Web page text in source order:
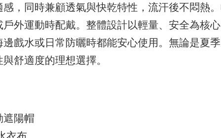
，同時兼顧透氣與快乾特性，流汗後不悶熱
外運動時配戴。整體設計以輕量、安全為核
戲水或日常防曬時都能安心使用。無論是夏
舒適度的理想選擇。
遮陽帽